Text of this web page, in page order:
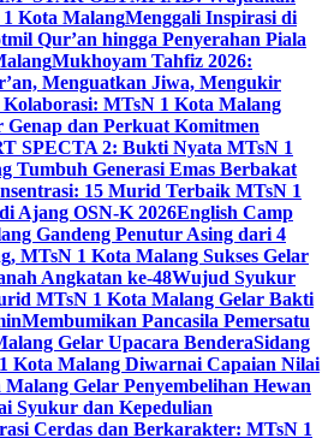
Kota MalangMenggali Inspirasi di
Qur’an hingga Penyerahan Piala
Mukhoyam Tahfiz 2026:
Menguatkan Jiwa, Mengukir
Kolaborasi: MTsN 1 Kota Malang
Genap dan Perkuat Komitmen
SPECTA 2: Bukti Nyata MTsN 1
Tumbuh Generasi Emas Berbakat
15 Murid Terbaik MTsN 1
Ajang OSN-K 2026English Camp
Gandeng Penutur Asing dari 4
MTsN 1 Kota Malang Sukses Gelar
Angkatan ke-48Wujud Syukur
MTsN 1 Kota Malang Gelar Bakti
Membumikan Pancasila Pemersatu
Gelar Upacara BenderaSidang
Kota Malang Diwarnai Capaian Nilai
Gelar Penyembelihan Hewan
Syukur dan Kepedulian
Cerdas dan Berkarakter: MTsN 1